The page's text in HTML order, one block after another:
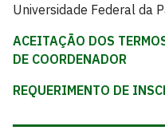
Universidade Federal da
ACEITAÇÃO DOS
DE COORDENADOR
REQUERIMENTO DE